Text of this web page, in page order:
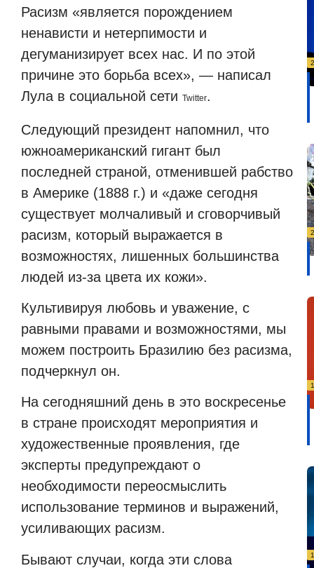
Расизм «является порождением
ненависти и нетерпимости и
дегуманизирует всех нас. И по этой
причине это борьба всех», — написал
Лула в социальной сети Twitter.
Следующий президент напомнил, что
южноамериканский гигант был
последней страной, отменившей рабство
в Америке (1888 г.) и «даже сегодня
существует молчаливый и сговорчивый
расизм, который выражается в
возможностях, лишенных большинства
людей из-за цвета их кожи».
Культивируя любовь и уважение, с
равными правами и возможностями, мы
можем построить Бразилию без расизма,
подчеркнул он.
На сегодняшний день в это воскресенье
в стране происходят мероприятия и
художественные проявления, где
эксперты предупреждают о
необходимости переосмыслить
использование терминов и выражений,
усиливающих расизм.
Бывают случаи, когда эти слова